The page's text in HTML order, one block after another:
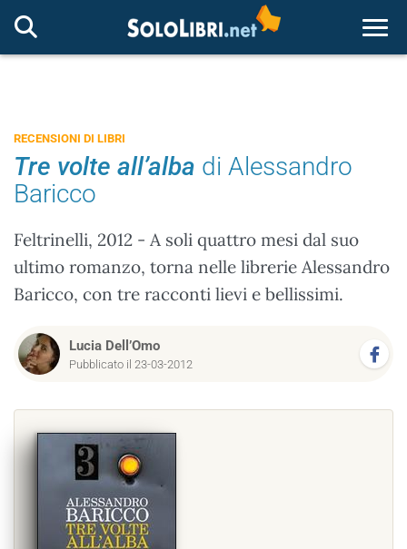
RECENSIONI DI LIBRI
Tre volte all’alba di Alessandro
Baricco
Feltrinelli, 2012 - A soli quattro mesi dal suo
ultimo romanzo, torna nelle librerie Alessandro
Baricco, con tre racconti lievi e bellissimi.
Lucia Dell’Omo
Pubblicato il 23-03-2012